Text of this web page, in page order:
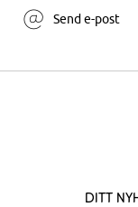
Send e-post
Ditt